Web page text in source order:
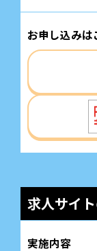
お申し込みは
求人サイ
実施内容